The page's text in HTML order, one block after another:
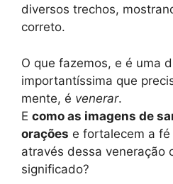
diversos trechos,
correto.
O que fazemos, e é uma
importantíssima que
mente, é venerar.
E como as imagens de
orações e fortalecem a fé
através dessa veneração
significado?